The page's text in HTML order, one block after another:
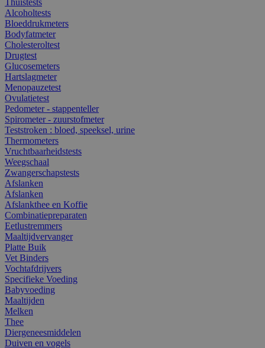
Alcoholtests
Bloeddrukmeters
Bodyfatmeter
Cholesteroltest
Drugtest
Glucosemeters
Hartslagmeter
Menopauzetest
Ovulatietest
Pedometer - stappenteller
Spirometer - zuurstofmeter
Teststroken : bloed, speeksel, urine
Thermometers
Vruchtbaarheidstests
Weegschaal
Zwangerschapstests
Afslanken
Afslanken
Afslankthee en Koffie
Combinatiepreparaten
Eetlustremmers
Maaltijdvervanger
Platte Buik
Vet Binders
Vochtafdrijvers
Specifieke Voeding
Babyvoeding
Maaltijden
Melken
Thee
Diergeneesmiddelen
Duiven en vogels